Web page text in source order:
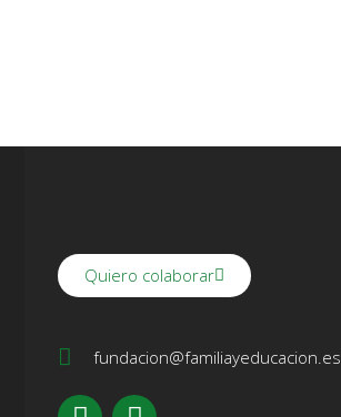
Quiero colaborar
fundacion@familiayeducacion.es